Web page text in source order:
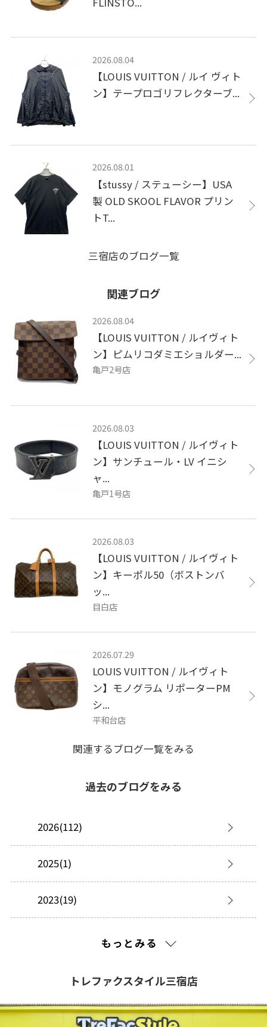
2026.08.04
【LOUIS VUITTON / ルイ ヴィト
ン】テープロゴリフレクターブ...
2026.08.01
【stussy / ステューシー】USA
製 OLD SKOOL FLAVOR プリン
トT...
三宿店のブログ一覧
関連ブログ
2026.08.04
【LOUIS VUITTON / ルイヴィト
ン】ピムリコダミエショルダー...
亀戸2号店
2026.08.03
【LOUIS VUITTON / ルイヴィト
ン】サンチュール・LV イニシ
ャ...
亀戸1号店
2026.08.03
【LOUIS VUITTON / ルイヴィト
ン】キーポル50（ボストンバ
ッ...
目白店
2026.07.29
LOUIS VUITTON / ルイヴィト
ン】モノグラム リポーターPM
シ...
平和台店
関連するブログ一覧をみる
過去のブログをみる
2026(112)
2025(1)
2023(19)
2020(82)
もっとみる
トレファクスタイル三宿店